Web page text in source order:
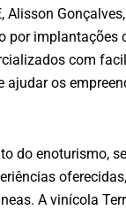
Alisson
com
os
do enoturismo,
A vinícola